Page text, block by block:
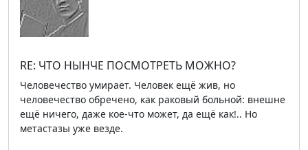
RE: ЧТО НЫНЧЕ ПОСМОТРЕТЬ МОЖНО?
Человечество умирает. Человек ещё жив, но
человечество обречено, как раковый больной: внешне
ещё ничего, даже кое-что может, да ещё как!.. Но
метастазы уже везде.